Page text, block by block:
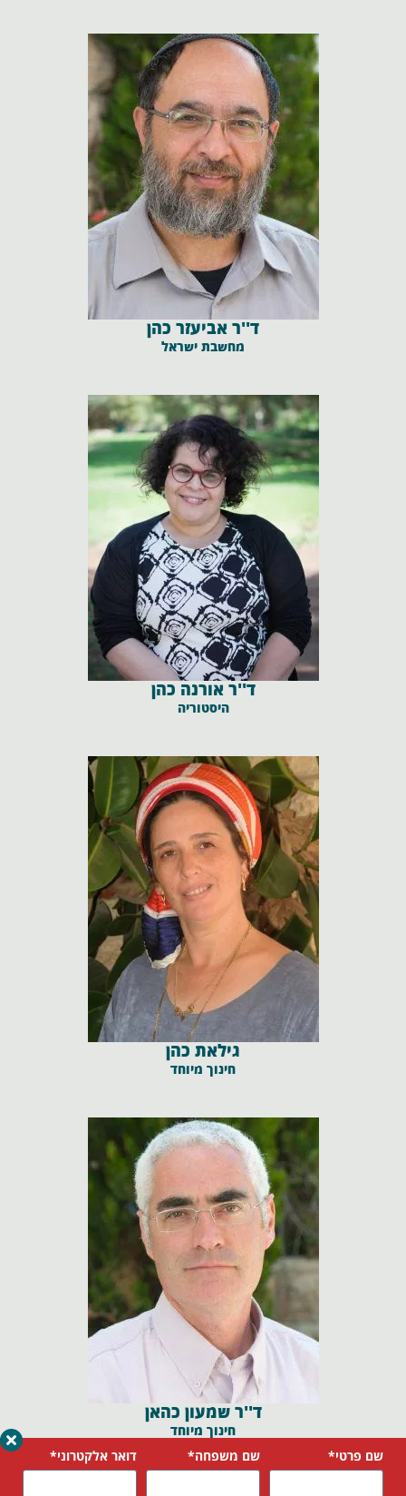
ד''ר אביעזר כהן
מחשבת ישראל
ד''ר אורנה כהן
היסטוריה
גילאת כהן
חינוך מיוחד
ד''ר שמעון כהאן
חינוך מיוחד
שם פרטי*
שם משפחה* דואר אלקטרוני*